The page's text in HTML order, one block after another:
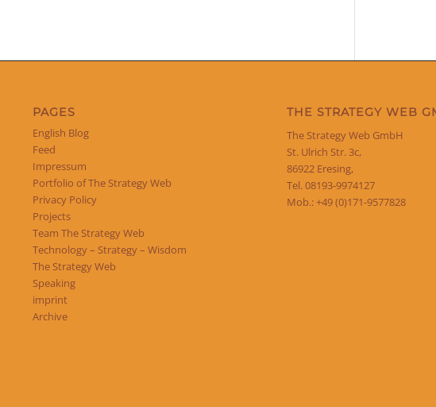
PAGES
English Blog
Feed
Impressum
Portfolio of The Strategy Web
Privacy Policy
Projects
Team The Strategy Web
Technology – Strategy – Wisdom
The Strategy Web
Speaking
imprint
Archive
THE STRATEGY WEB
The Strategy Web GmbH
St. Ulrich Str. 3c,
86922 Eresing,
Tel. 08193-9974127
Mob.: +49 (0)171-9577828